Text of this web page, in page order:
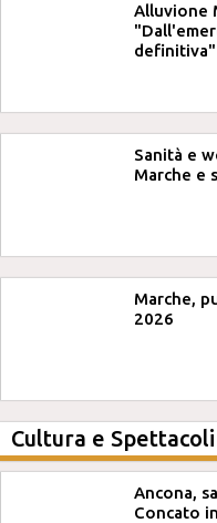
Alluvione
definitiva"
Sanità e
Marche e
Marche,
2026
Cultura e Spettacoli
Ancona,
Concato